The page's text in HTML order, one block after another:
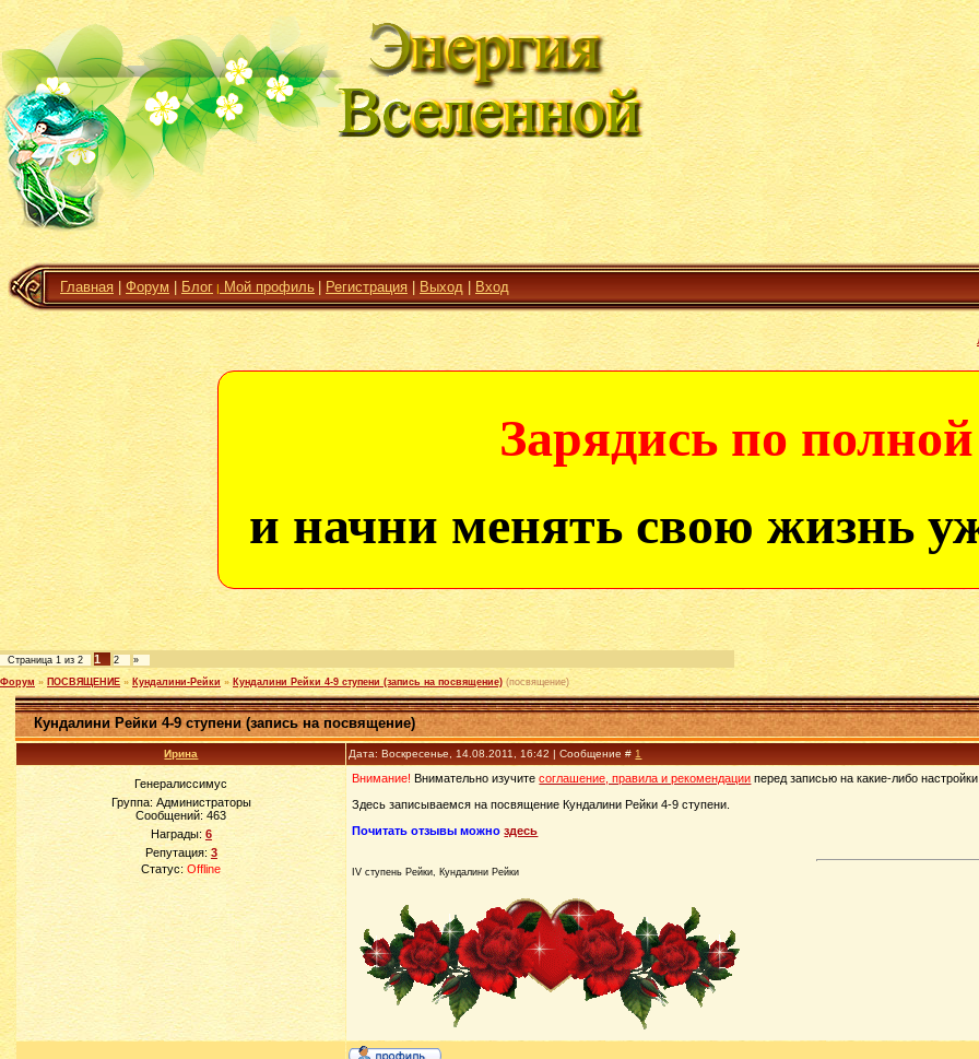
Главная Форум Блог | Мой профиль Регистрация Выход Вход
Зарядись по полной
и начни менять свою жизнь
Страница 1 из 2 1 2
»
Форум » ПОСВЯЩЕНИЕ » Кундалини-Рейки » Кундалини Рейки 4-9 ступени (запись на посвящение) (посвящение)
Кундалини Рейки 4-9 ступени (запись на посвящение)
Ирина Дата: Воскресенье, 14.08.2011, 16:42 | Сообщение # 1
Генералиссимус
Группа: Администраторы
Сообщений:463
Награды: 6
Репутация:3
Статус:Offline
Внимание! Внимательно изучитесоглашение, правила и рекомендации перед записью на какие-либо
Здесь записываемся на посвящение Кундалини Рейки 4-9 ступени.
Почитать отзывы можноздесь
IV ступень Рейки, Кундалини Рейки